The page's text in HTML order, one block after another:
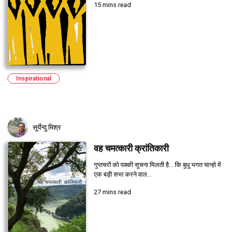
15 mins read
Inspirational
सूर्येन्दु मिश्र
वह चमत्कारी क्रांतिकारी
गुप्तचरों को पक्की सूचना मिलती है... कि बुधु भगत चान्हो में
एक बड़ी सभा करने वाल...
27 mins read